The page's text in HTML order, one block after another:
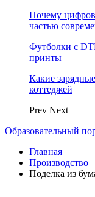
Почему
частью
Футболки с
принты
Какие
коттеджей
Prev Next
Образовательный
Главная
Производство
Поделка из